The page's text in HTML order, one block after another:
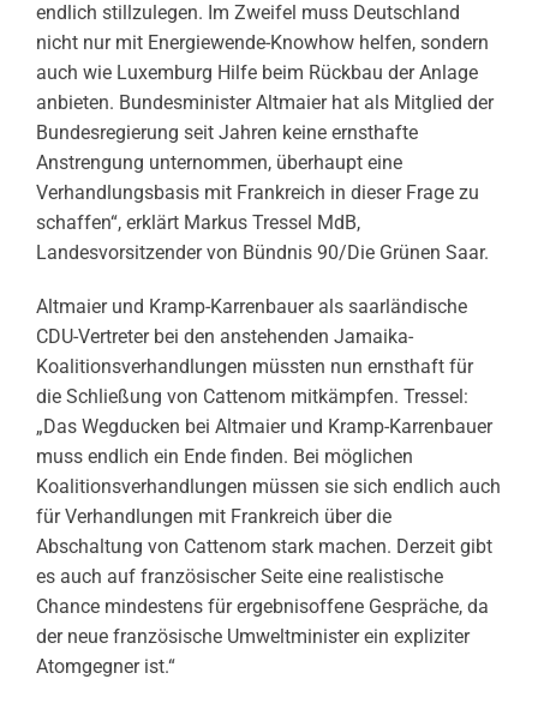
endlich stillzulegen. Im Zweifel muss Deutschland
nicht nur mit Energiewende-Knowhow helfen, sondern
auch wie Luxemburg Hilfe beim Rückbau der Anlage
anbieten. Bundesminister Altmaier hat als Mitglied der
Bundesregierung seit Jahren keine ernsthafte
Anstrengung unternommen, überhaupt eine
Verhandlungsbasis mit Frankreich in dieser Frage zu
schaffen“, erklärt Markus Tressel MdB,
Landesvorsitzender von Bündnis 90/Die Grünen Saar.
Altmaier und Kramp-Karrenbauer als saarländische
CDU-Vertreter bei den anstehenden Jamaika-
Koalitionsverhandlungen müssten nun ernsthaft für
die Schließung von Cattenom mitkämpfen. Tressel:
„Das Wegducken bei Altmaier und Kramp-Karrenbauer
muss endlich ein Ende finden. Bei möglichen
Koalitionsverhandlungen müssen sie sich endlich auch
für Verhandlungen mit Frankreich über die
Abschaltung von Cattenom stark machen. Derzeit gibt
es auch auf französischer Seite eine realistische
Chance mindestens für ergebnisoffene Gespräche, da
der neue französische Umweltminister ein expliziter
Atomgegner ist.“